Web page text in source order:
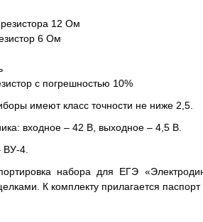
12 Ом
6 Ом
с погрешностью 10%
имеют класс точности не ниже 2,5.
входное – 42 В, выходное – 4,5 В.
ВУ-4.
набора для ЕГЭ
К комплекту прилагается паспорт